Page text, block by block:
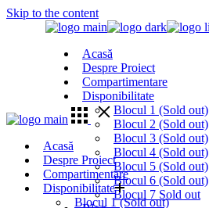
Skip to the content
Acasă
Despre Proiect
Compartimentare
Disponibilitate
Blocul 1 (Sold out)
Blocul 2 (Sold out)
Blocul 3 (Sold out)
Blocul 4 (Sold out)
Blocul 5 (Sold out)
Blocul 6 (Sold out)
Blocul 7 Sold out
Acasă
Despre Proiect
Compartimentare
Disponibilitate
Blocul 1 (Sold out)